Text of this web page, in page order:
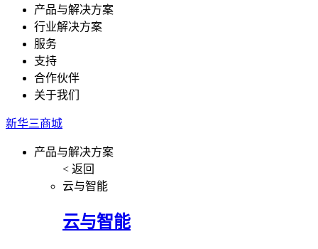
产品与解决方案
行业解决方案
服务
支持
合作伙伴
关于我们
新华三商城
产品与解决方案
< 返回
云与智能
云与智能